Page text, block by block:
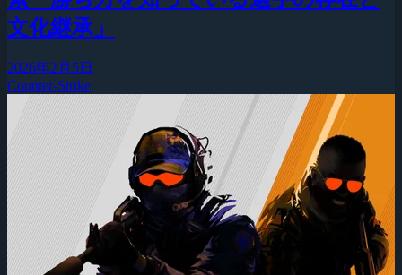
文化継承」
2026年2月5日
Counter-Strike